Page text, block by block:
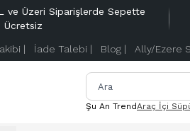
ve Üzeri Siparişlerde Sepette
Ücretsiz
| İade Talebi | Blog | Ally/Ezere
Şu An TrendAraç İçi